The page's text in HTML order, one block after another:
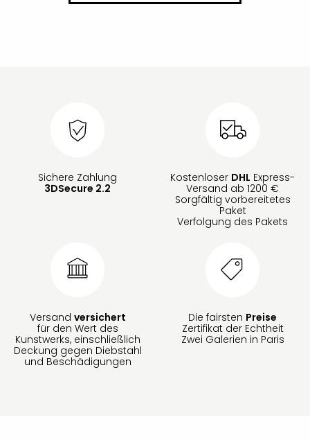
Sichere Zahlung
3DSecure 2.2
Kostenloser DHL Express-
Versand ab 1200 €
Sorgfältig vorbereitetes
Paket
Verfolgung des Pakets
Versand versichert
für den Wert des
Kunstwerks, einschließlich
Deckung gegen Diebstahl
und Beschädigungen
Die fairsten Preise
Zertifikat der Echtheit
Zwei Galerien in Paris